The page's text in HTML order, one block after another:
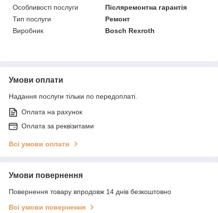
Особливості послуги
Післяремонтна гарантія
Тип послуги
Ремонт
Виробник
Bosch Rexroth
Умови оплати
Надання послуги тільки по передоплаті.
Оплата на рахунок
Оплата за реквізитами
Всі умови оплати
Умови повернення
Повернення товару впродовж 14 днів безкоштовно
Всі умови повернення